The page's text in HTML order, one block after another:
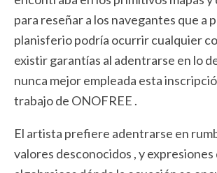
para reseñar a los navegantes que a
planisferio podría ocurrir cualquier
existir garantías al adentrarse en lo
nunca mejor empleada esta
trabajo de ONOFREE .
El artista prefiere adentrarse en
valores desconocidos , y expresiones